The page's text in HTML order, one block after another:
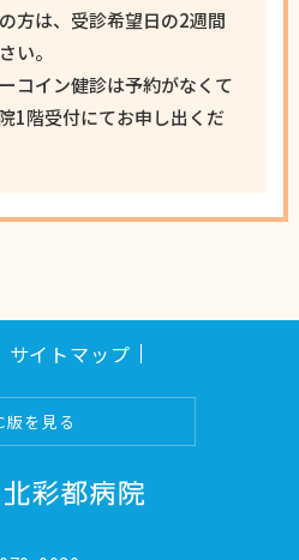
方は、受診希望日の2週間
い。
コイン健診は予約がなくて
1階受付にてお申し出くだ
サイトマップ
版を見る